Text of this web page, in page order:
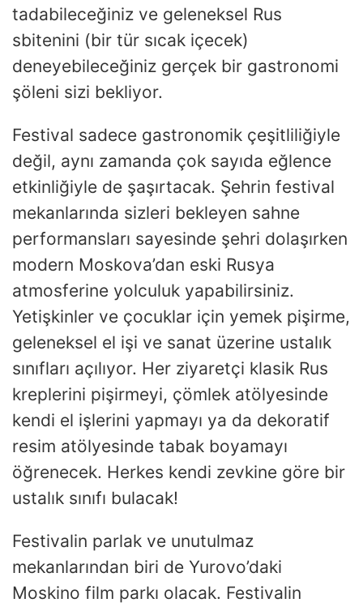
tadabileceğiniz ve geleneksel Rus
sbitenini (bir tür sıcak içecek)
deneyebileceğiniz gerçek bir gastronomi
şöleni sizi bekliyor.
Festival sadece gastronomik çeşitliliğiyle
değil, aynı zamanda çok sayıda eğlence
etkinliğiyle de şaşırtacak. Şehrin festival
mekanlarında sizleri bekleyen sahne
performansları sayesinde şehri dolaşırken
modern Moskova’dan eski Rusya
atmosferine yolculuk yapabilirsiniz.
Yetişkinler ve çocuklar için yemek pişirme,
geleneksel el işi ve sanat üzerine ustalık
sınıfları açılıyor. Her ziyaretçi klasik Rus
kreplerini pişirmeyi, çömlek atölyesinde
kendi el işlerini yapmayı ya da dekoratif
resim atölyesinde tabak boyamayı
öğrenecek. Herkes kendi zevkine göre bir
ustalık sınıfı bulacak!
Festivalin parlak ve unutulmaz
mekanlarından biri de Yurovo’daki
Moskino film parkı olacak. Festivalin